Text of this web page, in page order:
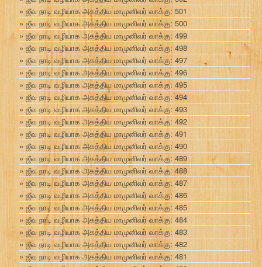
ஜீவ நாடி வழியாக அகத்திய மாமுனிவர் வாக்கு: 501
ஜீவ நாடி வழியாக அகத்திய மாமுனிவர் வாக்கு: 500
ஜீவ நாடி வழியாக அகத்திய மாமுனிவர் வாக்கு: 499
ஜீவ நாடி வழியாக அகத்திய மாமுனிவர் வாக்கு: 498
ஜீவ நாடி வழியாக அகத்திய மாமுனிவர் வாக்கு: 497
ஜீவ நாடி வழியாக அகத்திய மாமுனிவர் வாக்கு: 496
ஜீவ நாடி வழியாக அகத்திய மாமுனிவர் வாக்கு: 495
ஜீவ நாடி வழியாக அகத்திய மாமுனிவர் வாக்கு: 494
ஜீவ நாடி வழியாக அகத்திய மாமுனிவர் வாக்கு: 493
ஜீவ நாடி வழியாக அகத்திய மாமுனிவர் வாக்கு: 492
ஜீவ நாடி வழியாக அகத்திய மாமுனிவர் வாக்கு: 491
ஜீவ நாடி வழியாக அகத்திய மாமுனிவர் வாக்கு: 490
ஜீவ நாடி வழியாக அகத்திய மாமுனிவர் வாக்கு: 489
ஜீவ நாடி வழியாக அகத்திய மாமுனிவர் வாக்கு: 488
ஜீவ நாடி வழியாக அகத்திய மாமுனிவர் வாக்கு: 487
ஜீவ நாடி வழியாக அகத்திய மாமுனிவர் வாக்கு: 486
ஜீவ நாடி வழியாக அகத்திய மாமுனிவர் வாக்கு: 485
ஜீவ நாடி வழியாக அகத்திய மாமுனிவர் வாக்கு: 484
ஜீவ நாடி வழியாக அகத்திய மாமுனிவர் வாக்கு: 483
ஜீவ நாடி வழியாக அகத்திய மாமுனிவர் வாக்கு: 482
ஜீவ நாடி வழியாக அகத்திய மாமுனிவர் வாக்கு: 481